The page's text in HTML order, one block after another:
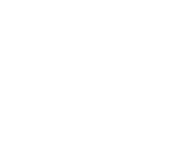
dez doentes com enfarte
para primeira linha no cancro da
metastático em doentes não
PD-(L)1